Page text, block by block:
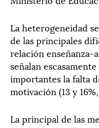
La heterogeneidad
de las principales
relación enseñanza-
señalan
importantes la falta
motivación (13 y
La principal de las